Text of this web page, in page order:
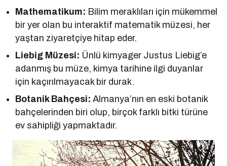
Mathematikum: Bilim meraklıları için mükemmel
bir yer olan bu interaktif matematik müzesi, her
yaştan ziyaretçiye hitap eder.
Liebig Müzesi: Ünlü kimyager Justus Liebig’e
adanmış bu müze, kimya tarihine ilgi duyanlar
için kaçırılmayacak bir durak.
Botanik Bahçesi: Almanya’nın en eski botanik
bahçelerinden biri olup, birçok farklı bitki türüne
ev sahipliği yapmaktadır.